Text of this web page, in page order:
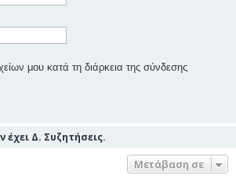
μου κατά τη διάρκεια της σύνδεσης
έχει Δ. Συζητήσεις.
Μετάβαση σε